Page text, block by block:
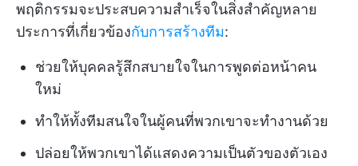
พฤติกรรมจะประสบความสำเร็จในสิ่งสำคัญหลาย
ประการที่เกี่ยวข้องกับการสร้างทีม:
ช่วยให้บุคคลรู้สึกสบายใจในการพูดต่อหน้าคน
ใหม่
ทำให้ทั้งทีมสนใจในผู้คนที่พวกเขาจะทำงานด้วย
ปล่อยให้พวกเขาได้แสดงความเป็นตัวของตัวเอง